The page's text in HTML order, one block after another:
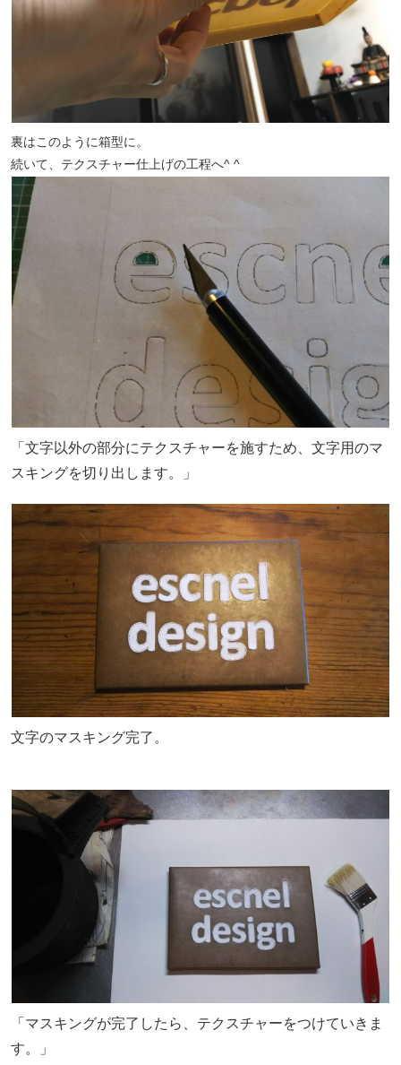
裏はこのように箱型に。
続いて、テクスチャー仕上げの工程へ^ ^
「文字以外の部分にテクスチャーを施すため、文字用のマ
スキングを切り出します。」
文字のマスキング完了。
「マスキングが完了したら、テクスチャーをつけていきま
す。」